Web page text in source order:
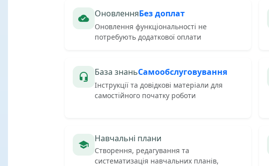
ОновленняБез доплат
Оновлення функціональності не
потребують додаткової оплати
База знаньСамообслуговування
Інструкції та довідкові матеріали для
самостійного початку роботи
Навчальні плани
Створення, редагування та
систематизація навчальних планів,